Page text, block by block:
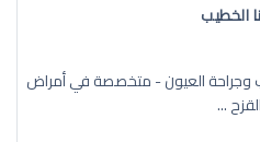
الخطيب
وجراحة العيون - متخصصة في أمراض
...